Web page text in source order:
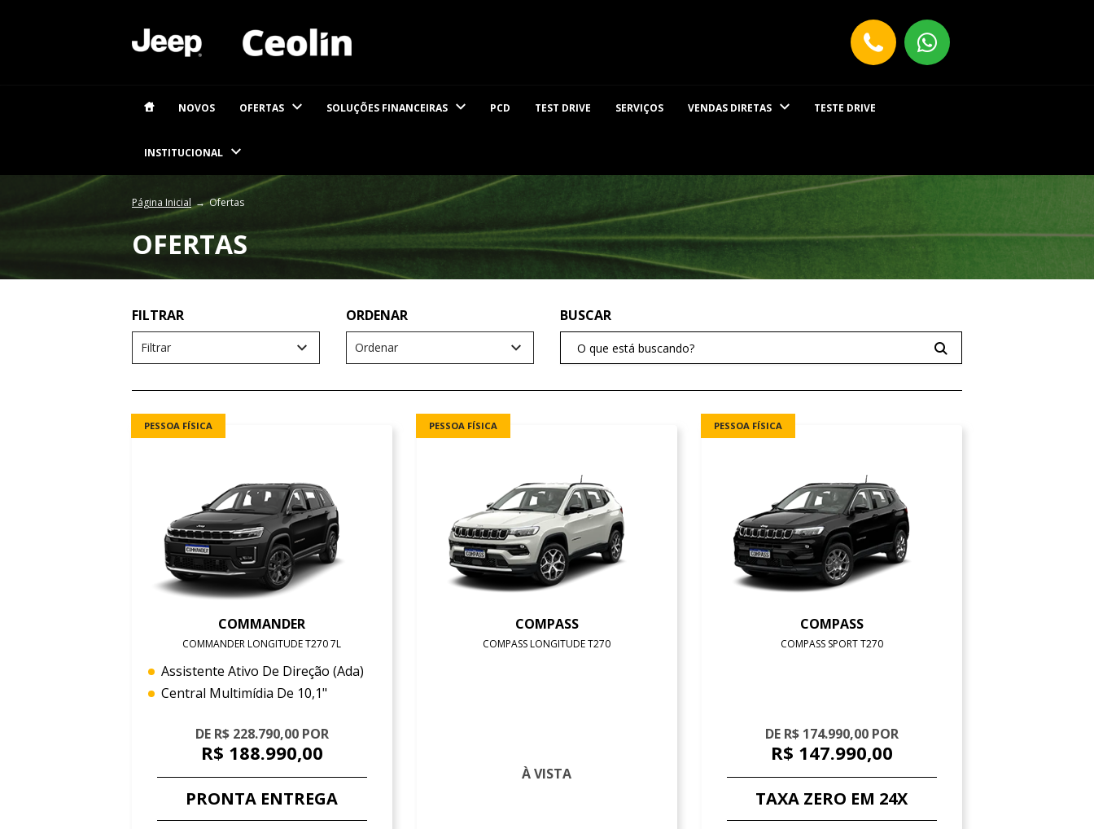
NOVOS OFERTAS SOLUÇÕES FINANCEIRAS PCD TEST DRIVE SERVIÇOS VENDAS DIRETAS TESTE DRIVE
INSTITUCIONAL
Página Inicial Ofertas
OFERTAS
Filtrar Ordenar
COMMANDER
COMMANDER LONGITUDE T270 7L
Assistente Ativo De Direção (ada)
Central Multimídia De 10,1"
DE R$ 228.790,00 POR
R$ 188.990,00
PRONTA ENTREGA
PESSOA FÍSICA
COMPASS
COMPASS LONGITUDE T270
À VISTA
PESSOA FÍSICA
COMPASS
COMPASS SPORT T270
DE R$ 174.990,00 POR
R$ 147.990,00
TAXA ZERO EM 24X
PESSOA FÍSICA